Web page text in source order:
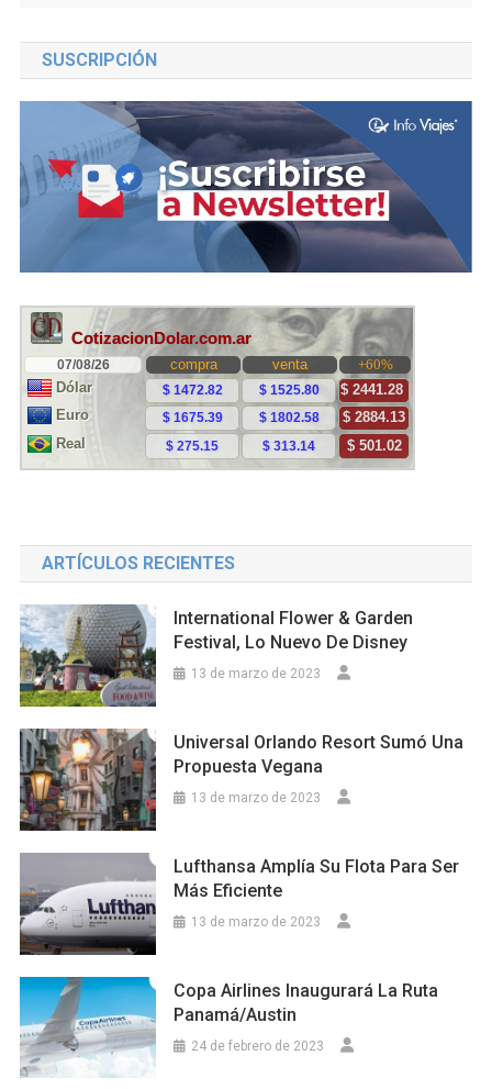
SUSCRIPCIÓN
ARTÍCULOS RECIENTES
International Flower & Garden
Festival, Lo Nuevo De Disney
13 de marzo de 2023
Universal Orlando Resort Sumó Una
Propuesta Vegana
13 de marzo de 2023
Lufthansa Amplía Su Flota Para Ser
Más Eficiente
13 de marzo de 2023
Copa Airlines Inaugurará La Ruta
Panamá/Austin
24 de febrero de 2023